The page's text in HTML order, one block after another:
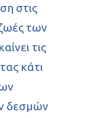
στις
των
τις
κάτι
δεσμών